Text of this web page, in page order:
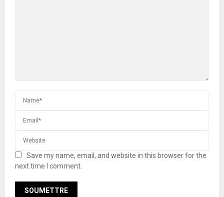
Save my name, email, and website in this browser for the
next time I comment.